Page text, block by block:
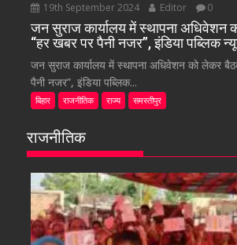
19th September 2024 Editor 0
जन सुराज कार्यालय में स्थापना
“हर खबर पर पैनी नजर”, इंडिया पब्लिक
जन सुराज कार्यालय में स्थापना अधिवेशन को लेकर
पैनी नजर”, इंडिया पब्लिक...
बिहार राजनीतिक राज्य समस्तीपुर
राजनीतिक